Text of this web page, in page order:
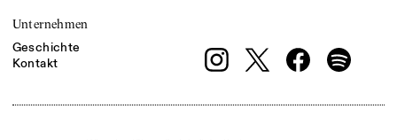
Unternehmen
Geschichte
Kontakt